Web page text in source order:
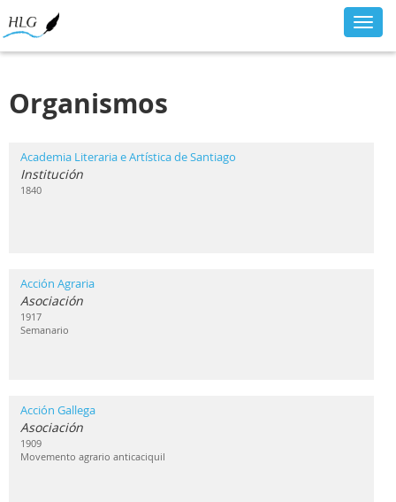
Organismos
Academia Literaria e Artística de Santiago
Institución
1840
Acción Agraria
Asociación
1917
Semanario
Acción Gallega
Asociación
1909
Movemento agrario anticaciquil